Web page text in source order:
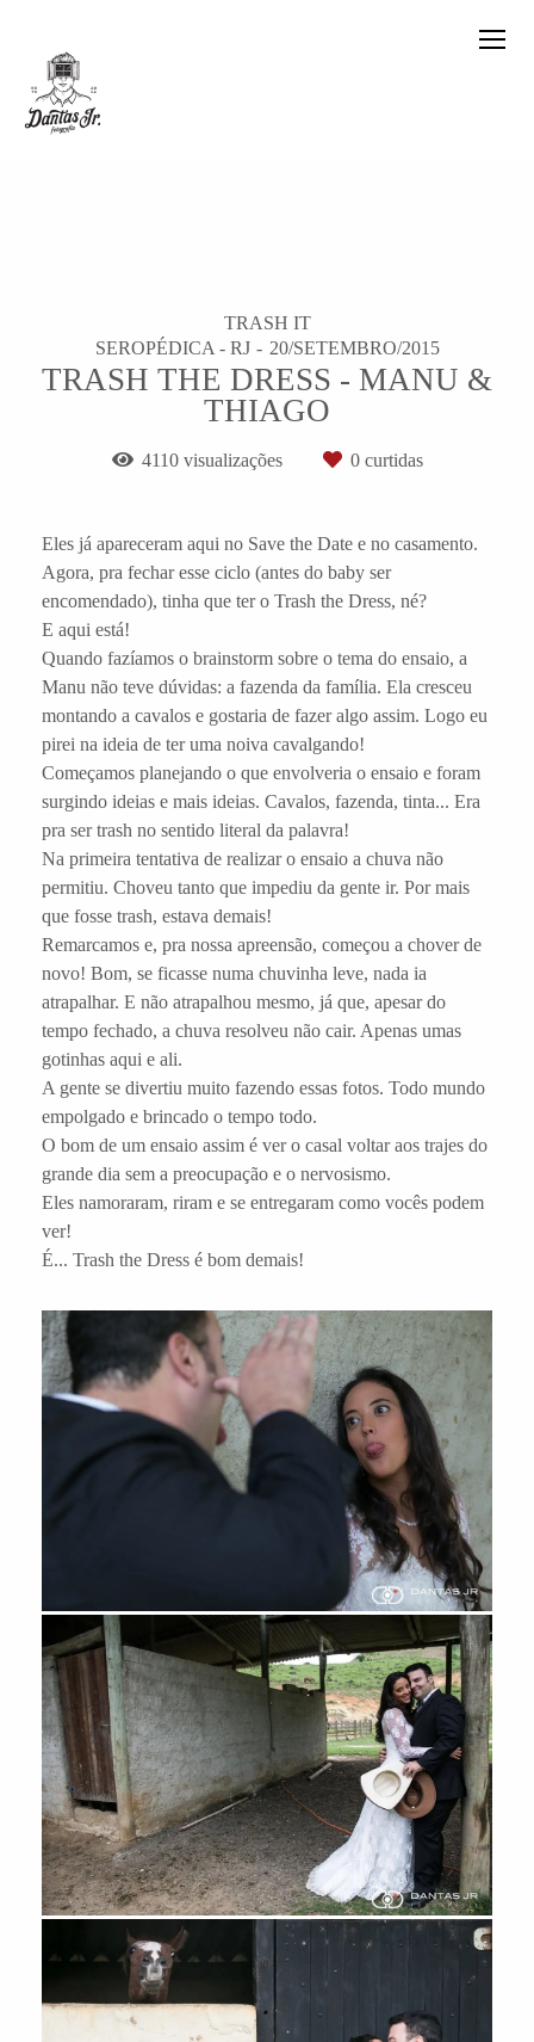
TRASH IT
SEROPÉDICA - RJ
20/SETEMBRO/2015
TRASH THE DRESS - MANU &
THIAGO
4110visualizações 0curtidas
Eles já apareceram aqui no Save the Date e no casamento.
Agora, pra fechar esse ciclo (antes do baby ser
encomendado), tinha que ter o Trash the Dress, né?
E aqui está!
Quando fazíamos o brainstorm sobre o tema do ensaio, a
Manu não teve dúvidas: a fazenda da família. Ela cresceu
montando a cavalos e gostaria de fazer algo assim. Logo eu
pirei na ideia de ter uma noiva cavalgando!
Começamos planejando o que envolveria o ensaio e foram
surgindo ideias e mais ideias. Cavalos, fazenda, tinta... Era
pra ser trash no sentido literal da palavra!
Na primeira tentativa de realizar o ensaio a chuva não
permitiu. Choveu tanto que impediu da gente ir. Por mais
que fosse trash, estava demais!
Remarcamos e, pra nossa apreensão, começou a chover de
novo! Bom, se ficasse numa chuvinha leve, nada ia
atrapalhar. E não atrapalhou mesmo, já que, apesar do
tempo fechado, a chuva resolveu não cair. Apenas umas
gotinhas aqui e ali.
A gente se divertiu muito fazendo essas fotos. Todo mundo
empolgado e brincado o tempo todo.
O bom de um ensaio assim é ver o casal voltar aos trajes do
grande dia sem a preocupação e o nervosismo.
Eles namoraram, riram e se entregaram como vocês podem
ver!
É... Trash the Dress é bom demais!